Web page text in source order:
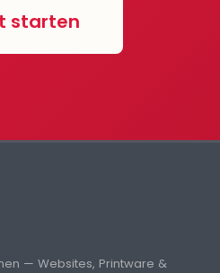
starten
— Websites, Printware &